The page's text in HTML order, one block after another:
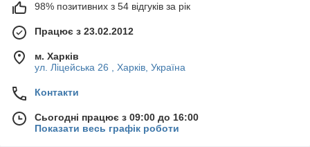
98% позитивних з 54 відгуків за рік
Працює з 23.02.2012
м. Харків
ул. Ліцейська 26 , Харків, Україна
Контакти
Сьогодні працює з 09:00 до 16:00
Показати весь графік роботи